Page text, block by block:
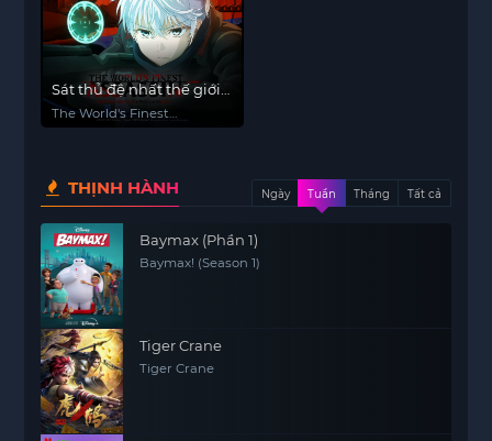
Sát thủ đệ nhất thế giới
chuyển sinh thành quý
tộc
The World's Finest
Sekai Saikou no
ni Tensei suru
THỊNH HÀNH Ngày Tuần Tháng Tất cả
Baymax (Phần 1)
Baymax! (Season 1)
Tiger Crane
Tiger Crane